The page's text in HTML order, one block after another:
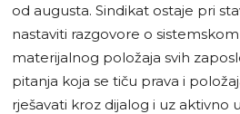
od augusta. Sindikat ostaje pri
nastaviti razgovore o
materijalnog položaja svih
pitanja koja se tiču prava i
rješavati kroz dijalog i uz aktivno